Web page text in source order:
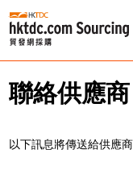
聯絡供應商
以下訊息將傳送給供應